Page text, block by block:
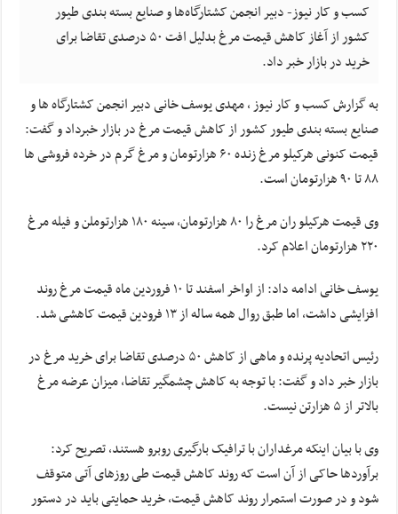
کسب و کار نیوز- دبیر انجمن کشتارگاه‌ها و صنایع بسته بندی طیور
کشور از آغاز کاهش قیمت مرغ بدلیل افت ۵۰ درصدی تقاضا برای
خرید در بازار خبر داد.
به گزارش کسب و کار نیوز ، مهدی یوسف خانی دبیر انجمن کشتارگاه ها و
صنایع بسته بندی طیور کشور از کاهش قیمت مرغ در بازار خبرداد و گفت:
قیمت کنونی هرکیلو مرغ زنده ۶۰ هزارتومان و مرغ گرم در خرده فروشی ها
۸۸ تا ۹۰ هزارتومان است.
وی قیمت هرکیلو ران مرغ را ۸۰ هزارتومان، سینه ۱۸۰ هزارتوملن و فیله مرغ
۲۲۰ هزارتومان اعلام کرد.
یوسف خانی ادامه داد: از اواخر اسفند تا ۱۰ فروردین ماه قیمت مرغ روند
افزایشی داشت، اما طبق روال همه ساله از ۱۳ فرودین قیمت کاهشی شد.
رئیس اتحادیه پرنده و ماهی از کاهش ۵۰ درصدی تقاضا برای خرید مرغ در
بازار خبر داد و گفت: با توجه به کاهش چشمگیر تقاضا، میزان عرضه مرغ
بالاتر از ۵ هزارتن نیست.
وی با بیان اینکه مرغداران با ترافیک بارگیری روبرو هستند، تصریح کرد:
برآوردها حاکی از آن است که روند کاهش قیمت طی روزهای آتی متوقف
شود و در صورت استمرار روند کاهش قیمت، خرید حمایتی باید در دستور